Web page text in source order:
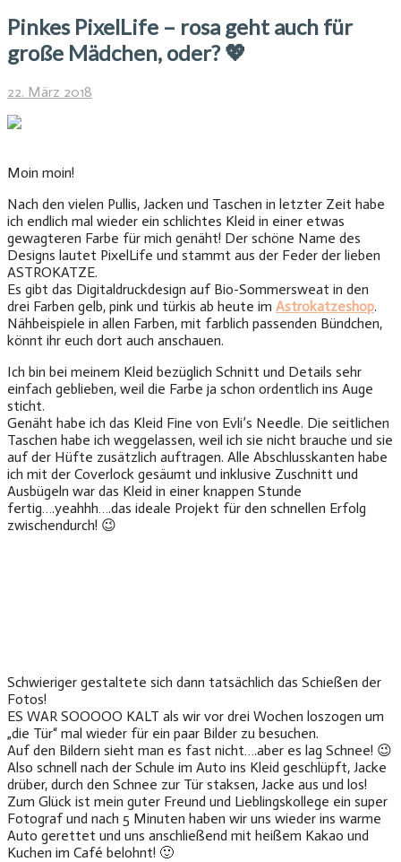
Pinkes PixelLife – rosa geht auch für
große Mädchen, oder? 💖
22. März 2018
Moin moin!
Nach den vielen Pullis, Jacken und Taschen in letzter Zeit habe
ich endlich mal wieder ein schlichtes Kleid in einer etwas
gewagteren Farbe für mich genäht! Der schöne Name des
Designs lautet PixelLife und stammt aus der Feder der lieben
ASTROKATZE.
Es gibt das Digitaldruckdesign auf Bio-Sommersweat in den
drei Farben gelb, pink und türkis ab heute im Astrokatzeshop.
Nähbeispiele in allen Farben, mit farblich passenden Bündchen,
könnt ihr euch dort auch anschauen.
Ich bin bei meinem Kleid bezüglich Schnitt und Details sehr
einfach geblieben, weil die Farbe ja schon ordentlich ins Auge
sticht.
Genäht habe ich das Kleid Fine von Evli’s Needle. Die seitlichen
Taschen habe ich weggelassen, weil ich sie nicht brauche und sie
auf der Hüfte zusätzlich auftragen. Alle Abschlusskanten habe
ich mit der Coverlock gesäumt und inklusive Zuschnitt und
Ausbügeln war das Kleid in einer knappen Stunde
fertig….yeahhh….das ideale Projekt für den schnellen Erfolg
zwischendurch! 😉
Schwieriger gestaltete sich dann tatsächlich das Schießen der
Fotos!
ES WAR SOOOOO KALT als wir vor drei Wochen loszogen um
„die Tür“ mal wieder für ein paar Bilder zu besuchen.
Auf den Bildern sieht man es fast nicht….aber es lag Schnee! 😉
Also schnell nach der Schule im Auto ins Kleid geschlüpft, Jacke
drüber, durch den Schnee zur Tür staksen, Jacke aus und los!
Zum Glück ist mein guter Freund und Lieblingskollege ein super
Fotograf und nach 5 Minuten haben wir uns wieder ins warme
Auto gerettet und uns anschließend mit heißem Kakao und
Kuchen im Café belohnt! 🙂